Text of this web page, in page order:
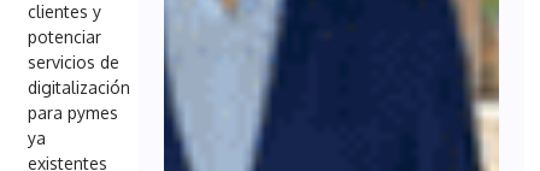
clientes y
potenciar
servicios de
digitalización
para pymes
ya
existentes